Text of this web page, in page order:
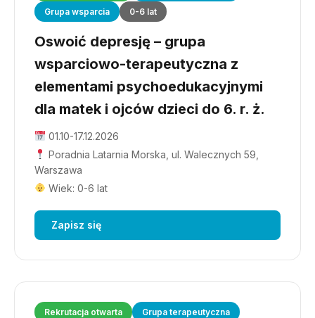
Grupa wsparcia
0-6 lat
Oswoić depresję – grupa
wsparciowo-terapeutyczna z
elementami psychoedukacyjnymi
dla matek i ojców dzieci do 6. r. ż.
01.10-17.12.2026
Poradnia Latarnia Morska, ul. Walecznych 59,
Warszawa
Wiek: 0-6 lat
Zapisz się
Rekrutacja otwarta
Grupa terapeutyczna